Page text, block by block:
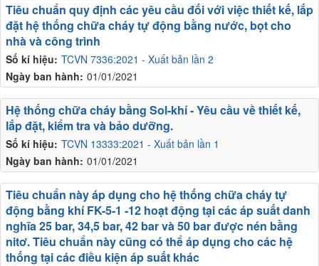
Số kí hiệu: TCVN 7336:2021 - Xuất bản lần 2
Ngày ban hành: 01/01/2021
Tiêu chuẩn quy định các yêu cầu đối với việc thiết kế, lắp
đặt hệ thống chữa cháy tự động bằng nước, bọt cho
nhà và công trình
Số kí hiệu: TCVN 13333:2021 - Xuất bản lần 1
Ngày ban hành: 01/01/2021
Hệ thống chữa cháy bằng Sol-khí - Yêu cầu về thiết kế,
lắp đặt, kiểm tra và bảo dưỡng.
Tiêu chuẩn này áp dụng cho hệ thống chữa cháy tự
động bằng khí FK-5-1 -12 hoạt động tại các áp suất danh
nghĩa 25 bar, 34,5 bar, 42 bar và 50 bar được nén bằng
nitơ. Tiêu chuẩn này cũng có thể áp dụng cho các hệ
thống tại các điều kiện áp suất khác